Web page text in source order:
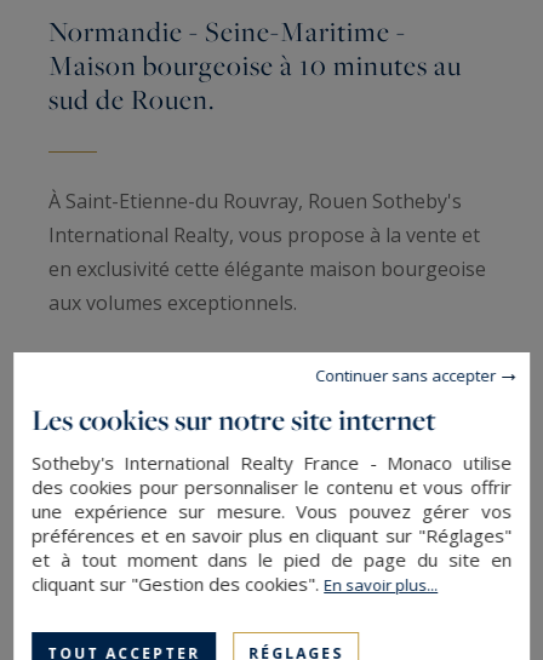
Normandie - Seine-Maritime -
Maison bourgeoise à 10 minutes au
sud de Rouen.
À Saint-Etienne-du Rouvray, Rouen Sotheby's
International Realty, vous propose à la vente et
en exclusivité cette élégante maison bourgeoise
aux volumes exceptionnels.
À seulement 20 minutes du centre de Rouen,
découvrez cette maison bourgeoise de 293 m²,
alliant charme, confort et fonctionnalité.
Dès l’entrée, vous serez séduit par ses beaux
volumes et sa luminosité sublimée par une
exposition plein sud offrant un ensoleillement
bénéficie d’une vue dégagée, appréciable depuis
Les cookies sur notre site internet
Sotheby's International Realty France - Monaco utilise
des cookies pour personnaliser le contenu et vous offrir
une expérience sur mesure. Vous pouvez gérer vos
préférences et en savoir plus en cliquant sur "Réglages"
et à tout moment dans le pied de page du site en
cliquant sur "Gestion des cookies".En savoir plus...
TOUT ACCEPTER RÉGLAGES
Continuer sans accepter